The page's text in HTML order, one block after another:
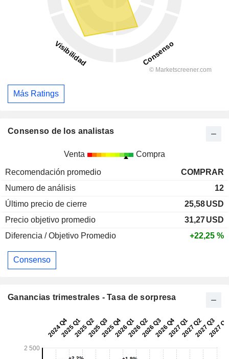
Más Ratings
Consenso de los analistas
Venta Compra
Recomendación promedio
COMPRAR
Numero de análisis
12
Último precio de cierre
25,58USD
Precio objetivo promedio
31,27USD
Diferencia / Objetivo Promedio
+22,25 %
Consenso
Ganancias trimestrales - Tasa de sorpresa